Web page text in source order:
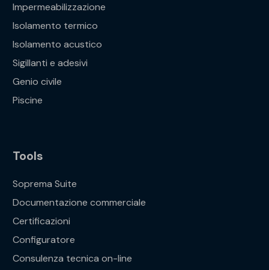
Impermeabilizzazione
Isolamento termico
Isolamento acustico
Sigillanti e adesivi
Genio civile
Piscine
Tools
Soprema Suite
Documentazione commerciale
Certificazioni
Configuratore
Consulenza tecnica on-line